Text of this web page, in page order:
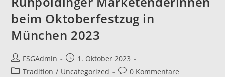
beim Oktoberfestzug in
München 2023
Beitrags-
Autor:
FSGAdmin
Beitrag
veröffentlicht:
1. Oktober 2023
Beitrags-
Tradition / Uncategorized
Beitrags-
0 Kommentare